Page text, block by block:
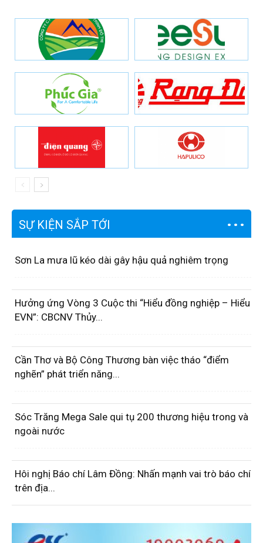
SỰ KIỆN SẮP TỚI
Sơn La mưa lũ kéo dài gây hậu quả nghiêm trọng
Hưởng ứng Vòng 3 Cuộc thi “Hiểu đồng nghiệp – Hiểu
EVN”: CBCNV Thủy...
Cần Thơ và Bộ Công Thương bàn việc tháo “điểm
nghẽn” phát triển năng...
Sóc Trăng Mega Sale qui tụ 200 thương hiệu trong và
ngoài nước
Hôi nghị Báo chí Lâm Đồng: Nhấn mạnh vai trò báo chí
trên địa...